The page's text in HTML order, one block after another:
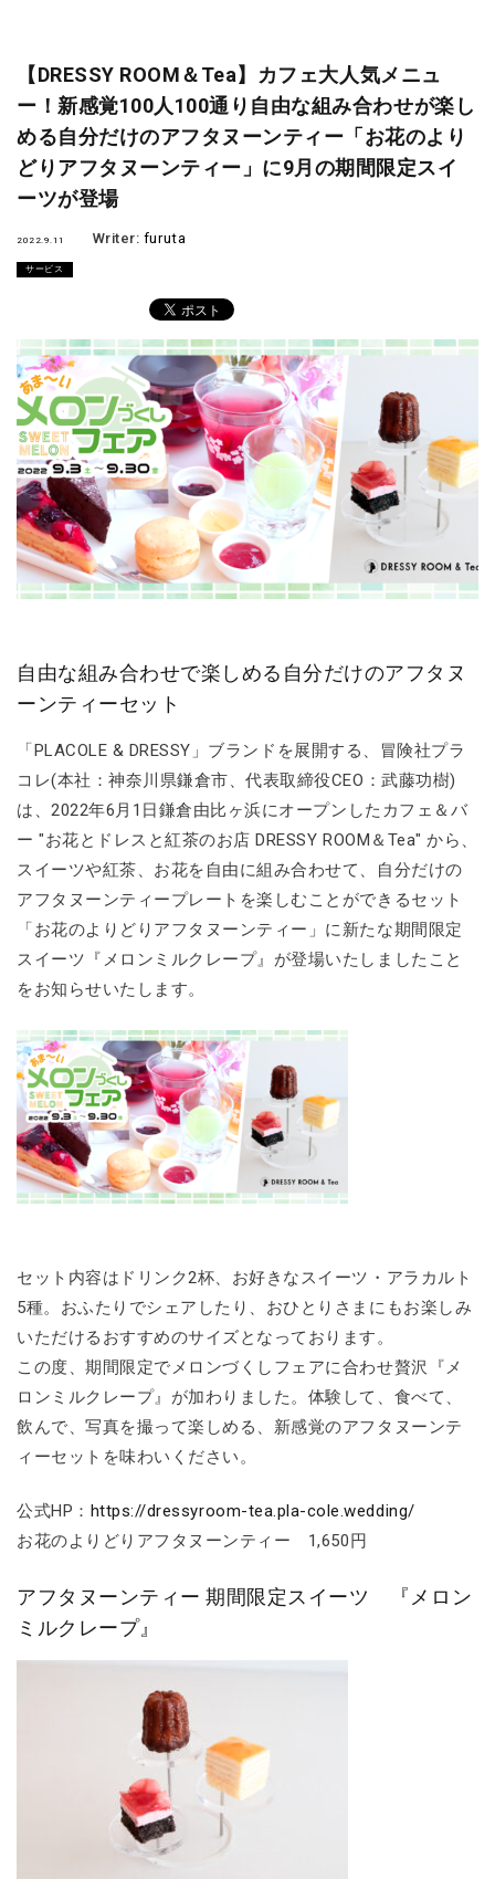
【DRESSY ROOM＆Tea】カフェ大人気メニュ
ー！新感覚100人100通り自由な組み合わせが楽し
める自分だけのアフタヌーンティー「お花のより
どりアフタヌーンティー」に9月の期間限定スイ
ーツが登場
2022.9.11 Writer: furuta
サービス
自由な組み合わせで楽しめる自分だけのアフタヌ
ーンティーセット
「PLACOLE & DRESSY」ブランドを展開する、冒険社プラ
コレ(本社：神奈川県鎌倉市、代表取締役CEO：武藤功樹)
は、2022年6月1日鎌倉由比ヶ浜にオープンしたカフェ＆バ
ー "お花とドレスと紅茶のお店 DRESSY ROOM＆Tea" から、
スイーツや紅茶、お花を自由に組み合わせて、自分だけの
アフタヌーンティープレートを楽しむことができるセット
「お花のよりどりアフタヌーンティー」に新たな期間限定
スイーツ『メロンミルクレープ』が登場いたしましたこと
をお知らせいたします。
セット内容はドリンク2杯、お好きなスイーツ・アラカルト
5種。おふたりでシェアしたり、おひとりさまにもお楽しみ
いただけるおすすめのサイズとなっております。
この度、期間限定でメロンづくしフェアに合わせ贅沢『メ
ロンミルクレープ』が加わりました。体験して、食べて、
飲んで、写真を撮って楽しめる、新感覚のアフタヌーンテ
ィーセットを味わいください。
公式HP： https://dressyroom-tea.pla-cole.wedding/
お花のよりどりアフタヌーンティー 1,650円
アフタヌーンティー 期間限定スイーツ 『メロン
ミルクレープ』